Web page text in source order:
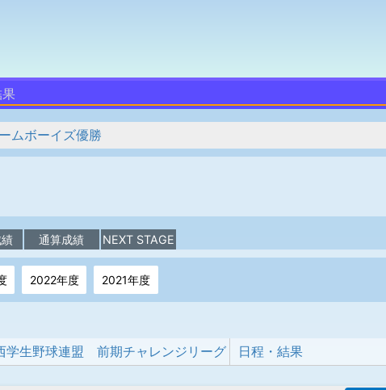
ムボーイズ優勝
通算成績 NEXT STAGE
2022年度 2021年度
学生野球連盟 前期チャレンジリーグ 日程・結果